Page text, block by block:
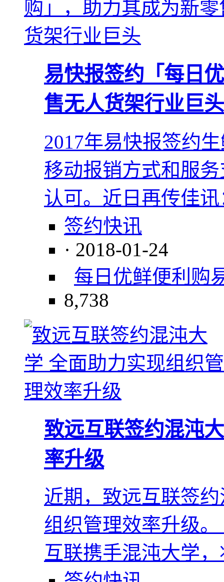
易快报签约「每日
售无人货架行业巨头
2017年易快报签约
移动报销方式和服
认可。近日再传佳
签约快讯
· 2018-01-24
每日优鲜便利购
8,738
致远互联签约混沌
率升级
近期，致远互联签
组织管理效率升级
互联携手混沌大学